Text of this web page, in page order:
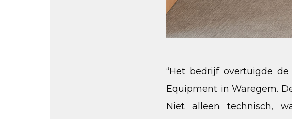
“Het bedrijf overtuigde
Equipment in Waregem.
Niet alleen technisch,